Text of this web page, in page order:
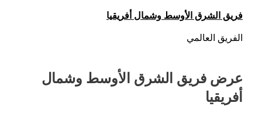
فريق الشرق الأوسط وشمال أفريقيا
الفريق العالمي
عرض فريق الشرق الأوسط وشمال
أفريقيا